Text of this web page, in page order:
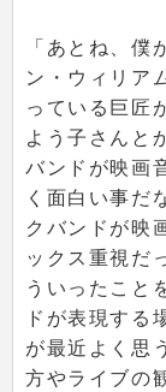
「あとね、僕
ン・ウィリア
っている巨匠
よう子さんと
バンドが映画
く面白い事だ
クバンドが映
ックス重視だ
ういったこと
ドが表現する
が最近よく思
方やライブの